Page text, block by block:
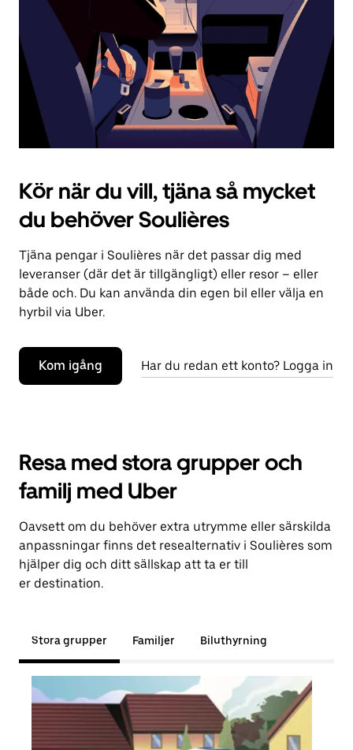
kalendern.
Kör när du vill, tjäna så mycket
du behöver Soulières
Tjäna pengar i Soulières när det passar dig med
leveranser (där det är tillgängligt) eller resor – eller
både och. Du kan använda din egen bil eller välja en
hyrbil via Uber.
Kom igång Har du redan ett konto? Logga in
Resa med stora grupper och
familj med Uber
Oavsett om du behöver extra utrymme eller särskilda
anpassningar finns det resealternativ i Soulières som
hjälper dig och ditt sällskap att ta er till
er destination.
Stora grupper Familjer Biluthyrning